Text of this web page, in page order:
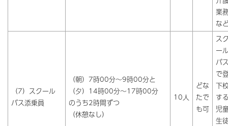
業
な
（7）スクール
バス添乗員
（朝）7時00分～9時00分と
（夕）14時00分～17時00分
のうち2時間ずつ
（休憩なし）
10人
どな
たで
も可
ス
ー
バ
で
下
す
児
生